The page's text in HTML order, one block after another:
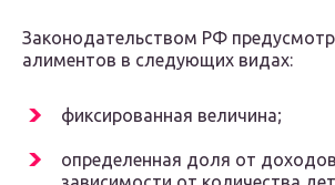
Законодательством РФ
алиментов в следующих видах:
фиксированная величина;
определенная доля от